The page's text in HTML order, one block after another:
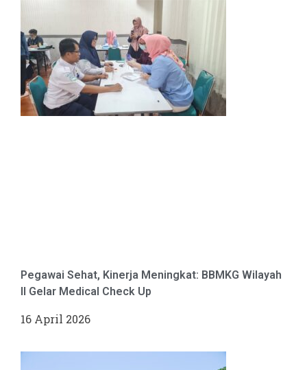
Pegawai Sehat, Kinerja Meningkat: BBMKG Wilayah
II Gelar Medical Check Up
16 April 2026